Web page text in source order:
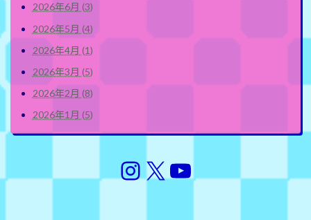
2026年6月 (3)
2026年5月 (4)
2026年4月 (1)
2026年3月 (5)
2026年2月 (8)
2026年1月 (5)
Instagram
X YouTube